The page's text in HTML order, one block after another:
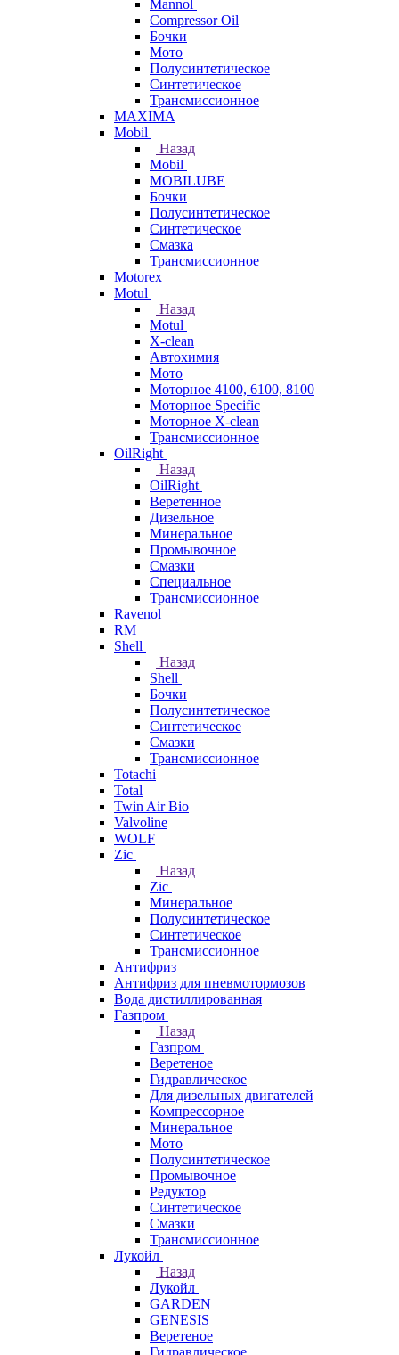
Mannol
Compressor Oil
Бочки
Мото
Полусинтетическое
Синтетическое
Трансмиссионное
MAXIMA
Mobil
Назад
Mobil
MOBILUBE
Бочки
Полусинтетическое
Синтетическое
Смазка
Трансмиссионное
Motorex
Motul
Назад
Motul
X-clean
Автохимия
Мото
Моторное 4100, 6100, 8100
Моторное Specific
Моторное X-clean
Трансмиссионное
OilRight
Назад
OilRight
Веретенное
Дизельное
Минеральное
Промывочное
Смазки
Специальное
Трансмиссионное
Ravenol
RM
Shell
Назад
Shell
Бочки
Полусинтетическое
Синтетическое
Смазки
Трансмиссионное
Totachi
Total
Twin Air Bio
Valvoline
WOLF
Zic
Назад
Zic
Минеральное
Полусинтетическое
Синтетическое
Трансмиссионное
Антифриз
Антифриз для пневмотормозов
Вода дистиллированная
Газпром
Назад
Газпром
Веретеное
Гидравлическое
Для дизельных двигателей
Компрессорное
Минеральное
Мото
Полусинтетическое
Промывочное
Редуктор
Синтетическое
Смазки
Трансмиссионное
Лукойл
Назад
Лукойл
GARDEN
GENESIS
Веретеное
Гидравлическое